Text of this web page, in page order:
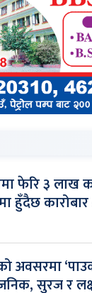
फेरि ३ लाख
हुँदैछ कारोबार
अवसरमा
सुरज र